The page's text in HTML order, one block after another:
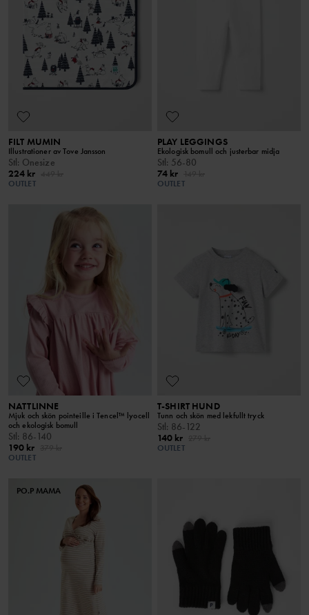
FILT MUMIN
Illustrationer av Tove Jansson
Stl: Onesize
224 kr
OUTLET
PLAY LEGGINGS
Ekologisk bomull och justerbar midja
Stl: 56-80
74 kr
OUTLET
NATTLINNE
Mjuk och skön pointeille i Tencel™ lyocell
och ekologisk bomull
Stl: 86-140
190 kr
OUTLET
T-SHIRT HUND
Tunn och skön med lekfullt tryck
Stl: 86-122
140 kr
OUTLET
PO.P MAMA